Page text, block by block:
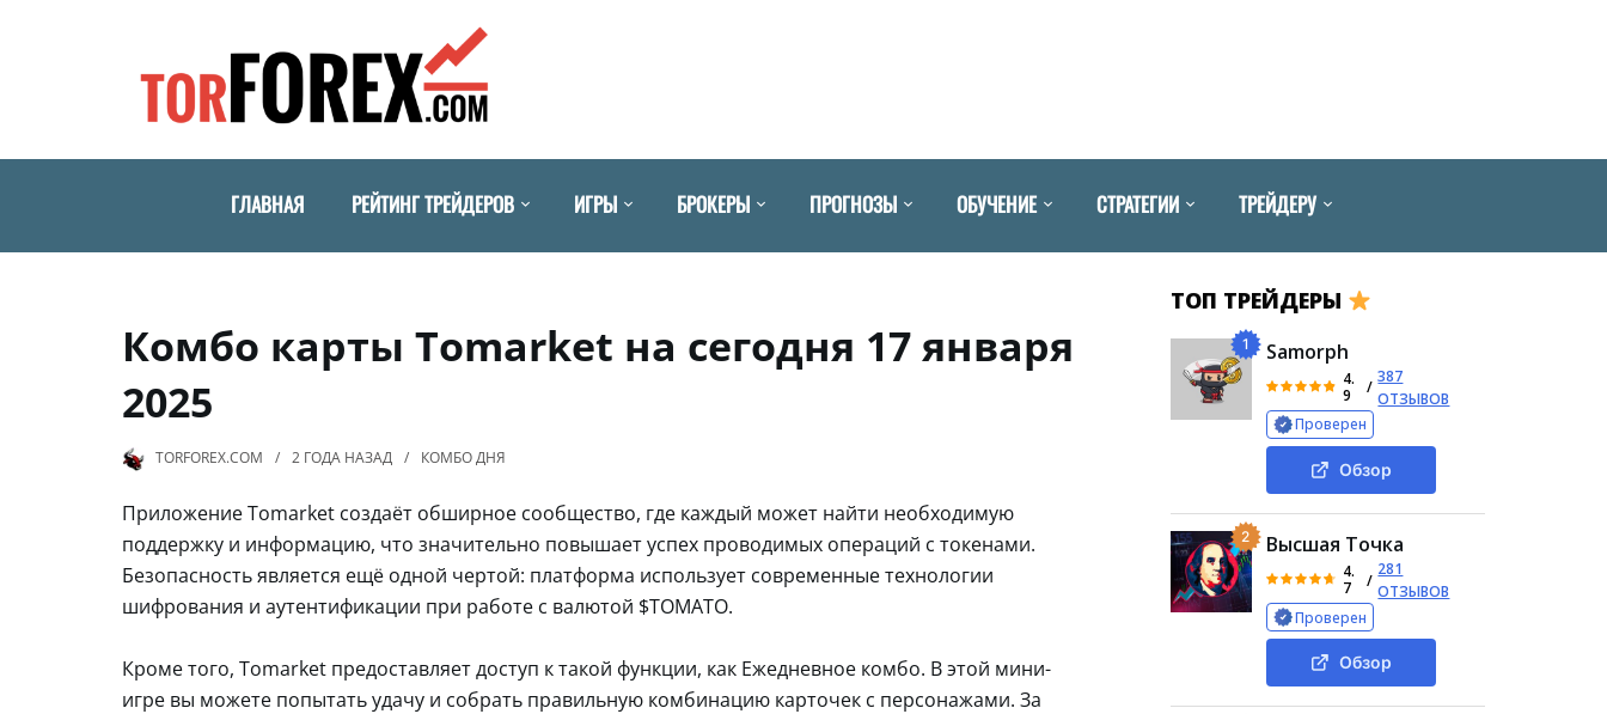
ГЛАВНАЯ РЕЙТИНГ ТРЕЙДЕРОВ ИГРЫ БРОКЕРЫ ПРОГНОЗЫ ОБУЧЕНИЕ СТРАТЕГИИ ТРЕЙДЕРУ
Комбо карты Tomarket на сегодня 17 января
2025
TORFOREX.COM 2 ГОДА НАЗАД КОМБО ДНЯ
Приложение Tomarket создаёт обширное сообщество, где каждый может найти необходимую
поддержку и информацию, что значительно повышает успех проводимых операций с токенами.
Безопасность является ещё одной чертой: платформа использует современные технологии
шифрования и аутентификации при работе с валютой $TOMATO.
Кроме того, Tomarket предоставляет доступ к такой функции, как Ежедневное комбо. В этой мини-
игре вы можете попытать удачу и собрать правильную комбинацию карточек с персонажами. За
ТОП ТРЕЙДЕРЫ
1 Samorph
4.
9
/
387
ОТЗЫВОВ
Проверен
Обзор
2 Высшая Точка
4.
7
/
281
ОТЗЫВОВ
Проверен
Обзор